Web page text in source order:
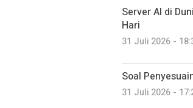
Server AI di
Hari
31 Juli 2026 -
Soal
31 Juli 2026 -